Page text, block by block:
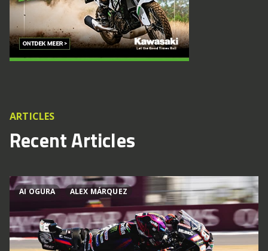
ARTICLES
Recent Articles
AI OGURA ALEX MÁRQUEZ